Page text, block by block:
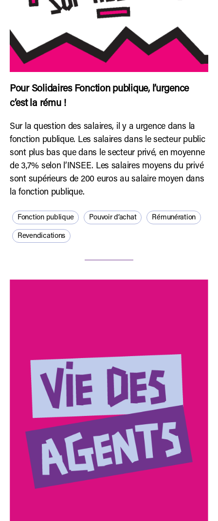
Pour Solidaires Fonction publique, l’urgence
c’est la rému !
Sur la question des salaires, il y a urgence dans la
fonction publique. Les salaires dans le secteur public
sont plus bas que dans le secteur privé, en moyenne
de 3,7% selon l’INSEE. Les salaires moyens du privé
sont supérieurs de 200 euros au salaire moyen dans
la fonction publique.
Fonction publique Pouvoir d’achat Rémunération
Revendications